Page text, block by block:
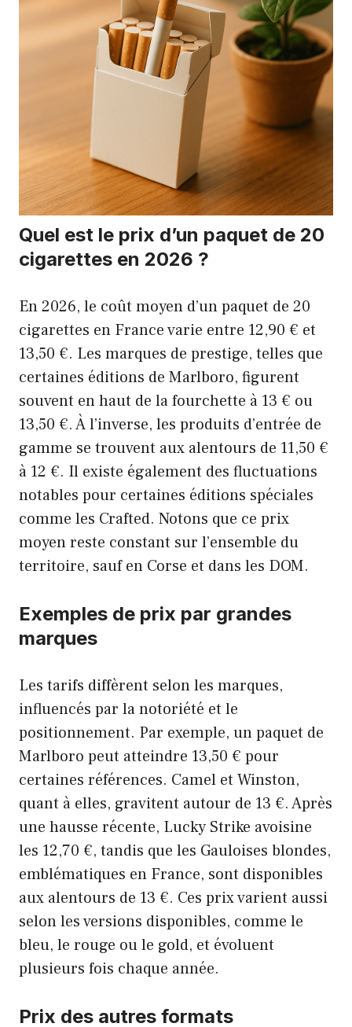
Quel est le prix d’un paquet de 20
cigarettes en 2026 ?
En 2026, le coût moyen d’un paquet de 20
cigarettes en France varie entre 12,90 € et
13,50 €. Les marques de prestige, telles que
certaines éditions de Marlboro, figurent
souvent en haut de la fourchette à 13 € ou
13,50 €. À l’inverse, les produits d’entrée de
gamme se trouvent aux alentours de 11,50 €
à 12 €. Il existe également des fluctuations
notables pour certaines éditions spéciales
comme les Crafted. Notons que ce prix
moyen reste constant sur l’ensemble du
territoire, sauf en Corse et dans les DOM.
Exemples de prix par grandes
marques
Les tarifs diffèrent selon les marques,
influencés par la notoriété et le
positionnement. Par exemple, un paquet de
Marlboro peut atteindre 13,50 € pour
certaines références. Camel et Winston,
quant à elles, gravitent autour de 13 €. Après
une hausse récente, Lucky Strike avoisine
les 12,70 €, tandis que les Gauloises blondes,
emblématiques en France, sont disponibles
aux alentours de 13 €. Ces prix varient aussi
selon les versions disponibles, comme le
bleu, le rouge ou le gold, et évoluent
plusieurs fois chaque année.
Prix des autres formats